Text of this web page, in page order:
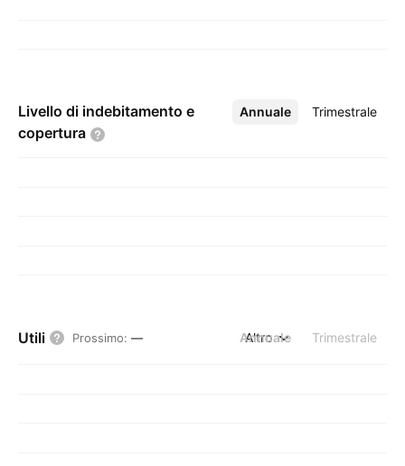
Livello di indebitamento e
copertura
Annuale Trimestrale
Altro
Utili Prossimo: — Annuale Trimestrale
Altro